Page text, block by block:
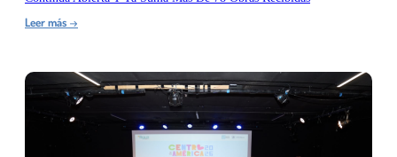
Leer más →
del
Premio
Centroamericano